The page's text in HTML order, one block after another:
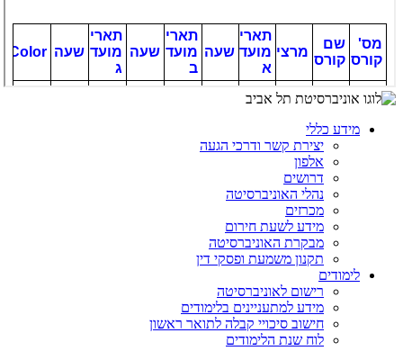
מידע כללי
יצירת קשר ודרכי הגעה
אלפון
דרושים
נהלי האוניברסיטה
מכרזים
מידע לשעת חירום
מבקרת האוניברסיטה
תקנון משמעת ופסקי דין
לימודים
רישום לאוניברסיטה
מידע למתעניינים בלימודים
חישוב סיכויי קבלה לתואר ראשון
לוח שנת הלימודים